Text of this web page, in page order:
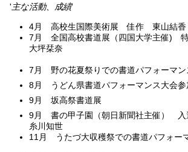
' 主な活動、成績'
4月 高校生国際美術展 佳作 東山結香
7月 全国高校書道展（四国大学主催)
大坪
7月 野の花夏祭りでの書道パフォーマン
8月 うどん県書道パフォーマンス大会参
9月 坂高祭書道展
9月 書の甲子園（朝日新聞社主催）
糸川
11月 うたづ大収穫祭での書道パフォー